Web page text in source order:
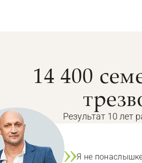
14 400
Результат 10 лет
Я не